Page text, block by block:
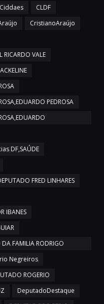
Ciddaes
CLDF
CristianoAraújo
VALE
PEDROSA
DF,SAÚDE
FRED LINHARES
IBANES
DA FAMILIA RODRIGO
Negreiros
ROGERIO
DeputadoDestaque